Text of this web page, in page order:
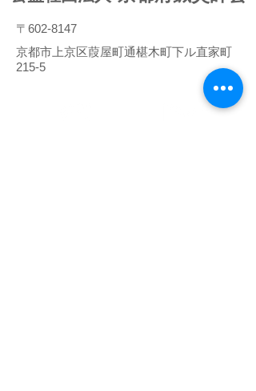
〒602-8147
京都市上京区葭屋町通椹木町下ル直家町
215-5